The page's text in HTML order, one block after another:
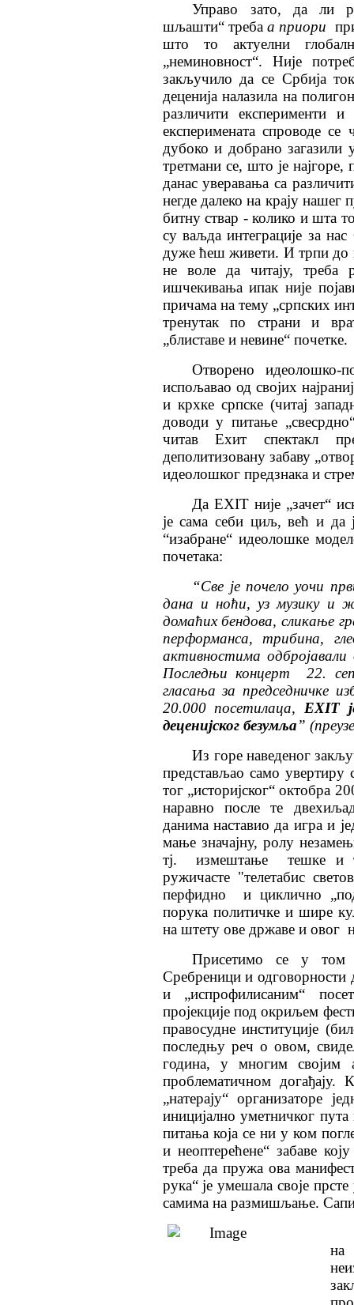
Управо зато, да ли
шљашти“ треба а приори
што то актуелни
„неминовност“. Није
закључило да се Србија
деценија налазила на
различити експерименти
експеримената спроводе
дубоко и добрано загазили
третмани се, што је
данас уверавања са
негде далеко на крају
битну ствар - колико и шта
су ваљда интеграције за
дуже ћеш живети. И трпи до
не воле да читају,
ишчекивања ипак није
причама на тему „српских
тренутак по страни и
„блиставе и невине“
Отворено идеолошко-
испољавао од својих
и крхке српске (читај
доводи у питање
читав Еxит спектакл
деполитизовану забаву
идеолошког предзнака и
Да ЕXIТ није „зачет“
је сама себи циљ, већ и да
“изабране“ идеолошке
почетака:
“Све је почело уочи
дана и ноћи, уз музику и
домаћих бендова, сликање
перформанса, трибина,
активностима
Последњи концерт 22.
гласања за председничке
20.000 посетилаца, ЕXIТ
деценијског безумља”
Из горе наведеног
представљао само увертиру
тог „историјског“ октобра
наравно после те
данима наставио да игра и
мање значајну, ролу
тј. измештање тешке и
ружичасте "телетабис
перфидно и циклично
порука политичке и шире
на штету ове државе и овог
Присетимо се у том
Сребреници и одговорности
и „испрофилисаним“
пројекције под окриљем
правосудне институције
последњу реч о овом,
година, у многим својим
проблематичном догађају.
„натерају“ организаторе
иницијално уметничког
питања која се ни у ком
и неоптерећене“ забаве
треба да пружа ова
рука“ је умешала своје
самима на размишљање.
на